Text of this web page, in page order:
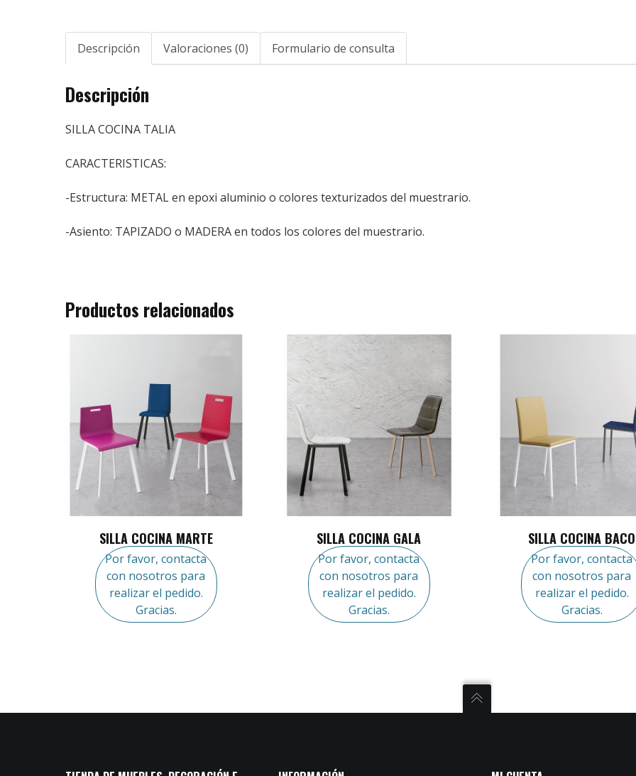
Descripción Valoraciones (0) Formulario de consulta
Descripción
SILLA COCINA TALIA
CARACTERISTICAS:
-Estructura: METAL en epoxi aluminio o colores texturizados del muestrario.
-Asiento: TAPIZADO o MADERA en todos los colores del muestrario.
Productos relacionados
SILLA COCINA MARTE
Por favor, contacta
con nosotros para
realizar el pedido.
Gracias.
SILLA COCINA GALA
Por favor, contacta
con nosotros para
realizar el pedido.
Gracias.
SILLA COCINA BACO
Por favor, contacta
con nosotros para
realizar el pedido.
Gracias.